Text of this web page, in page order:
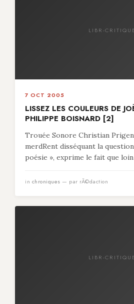
LIBR-CRITIQUE
7 OCT 2005
LISSEZ LES COULEURS DE
PHILIPPE BOISNARD [2]
Trouée Sonore Christian
merdRent disséquant la
poésie », exprime le fait que loin
in chroniques — par rÃ©daction
LIBR-CRITIQUE